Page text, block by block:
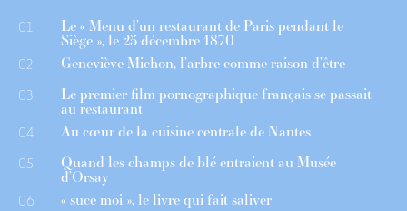
01 Le « Menu d’un restaurant de Paris pendant le
Siège », le 25 décembre 1870
02 Geneviève Michon, l’arbre comme raison d’être
03 Le premier film pornographique français se passait
au restaurant
04 Au cœur de la cuisine centrale de Nantes
05 Quand les champs de blé entraient au Musée
d’Orsay
06 « suce moi », le livre qui fait saliver